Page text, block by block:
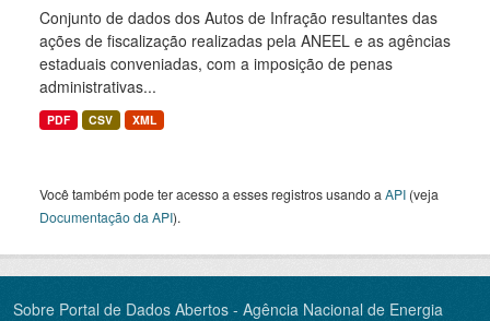
Conjunto de dados dos Autos de Infração resultantes das
ações de fiscalização realizadas pela ANEEL e as agências
estaduais conveniadas, com a imposição de penas
administrativas...
PDF CSV XML
Você também pode ter acesso a esses registros usando a API (veja
Documentação da API).
Sobre Portal de Dados Abertos - Agência Nacional de Energia